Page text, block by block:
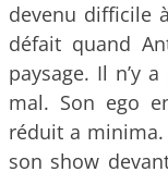
devenu difficile
défait quand
paysage. Il n’y
mal. Son ego
réduit a minima.
son show